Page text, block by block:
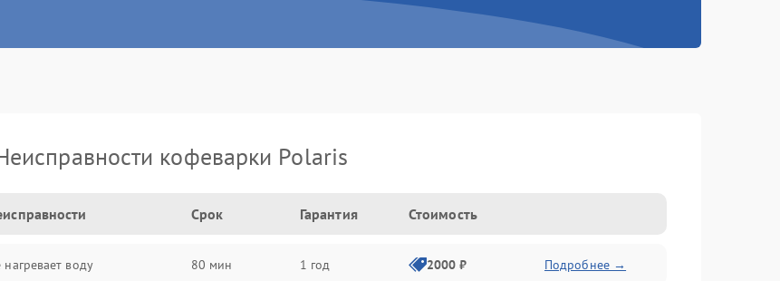
кофеварки Polaris
Срок Гарантия Стоимость
нагревает воду 80 мин 1 год 2000 ₽ Подробнее →